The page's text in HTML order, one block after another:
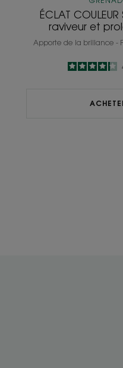
ÉCLAT
raviveur et
Apporte de la brillance -